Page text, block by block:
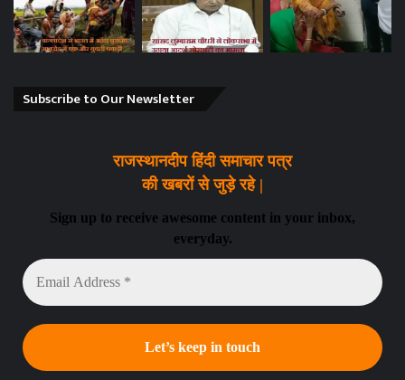
Subscribe to Our Newsletter
राजस्थानदीप हिंदी समाचार पत्र
की खबरों से जुड़े रहे |
Sign up to receive awesome content in your inbox,
everyday.
Email
Address
*